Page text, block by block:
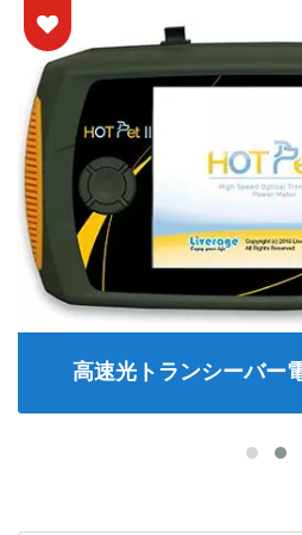
高速光トランシーバー